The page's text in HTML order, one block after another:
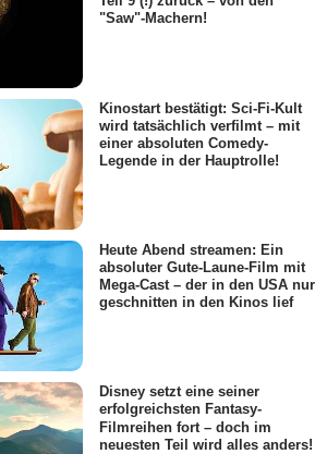
"Saw"-Machern!
Kinostart bestätigt: Sci-Fi-Kult
wird tatsächlich verfilmt – mit
einer absoluten Comedy-
Legende in der Hauptrolle!
Heute Abend streamen: Ein
absoluter Gute-Laune-Film mit
Mega-Cast – der in den USA nur
geschnitten in den Kinos lief
Disney setzt eine seiner
erfolgreichsten Fantasy-
Filmreihen fort – doch im
neuesten Teil wird alles anders!